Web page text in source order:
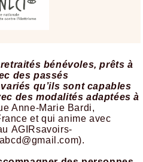
bénévoles, prêts à
des passés
qu’ils sont capables
des modalités adaptées à
Anne-Marie Bardi,
et qui anime avec
AGIRsavoirs-